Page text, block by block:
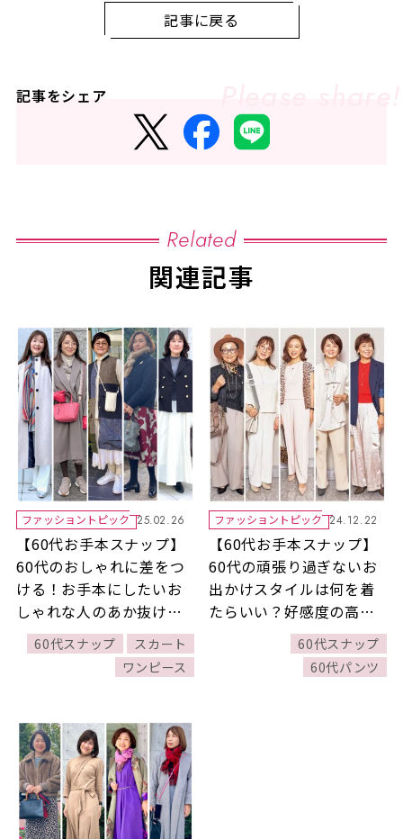
記事に戻る
記事をシェア
Related
関連記事
ファッショントピック 25.02.26
【60代お手本スナップ】
60代のおしゃれに差をつ
ける！お手本にしたいお
しゃれな人のあか抜けの
コツをチェック！
60代スナップ
スカート
ワンピース
ファッショントピック 24.12.22
【60代お手本スナップ】
60代の頑張り過ぎないお
出かけスタイルは何を着
たらいい？好感度の高い
爽やかな装い！ペールト
ーンワイドパンツコーデ5
60代スナップ
60代パンツ